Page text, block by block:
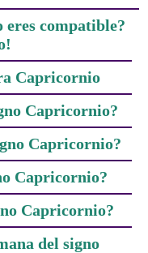
eres compatible?
Capricornio
Capricornio?
Capricornio?
Capricornio?
Capricornio?
del signo